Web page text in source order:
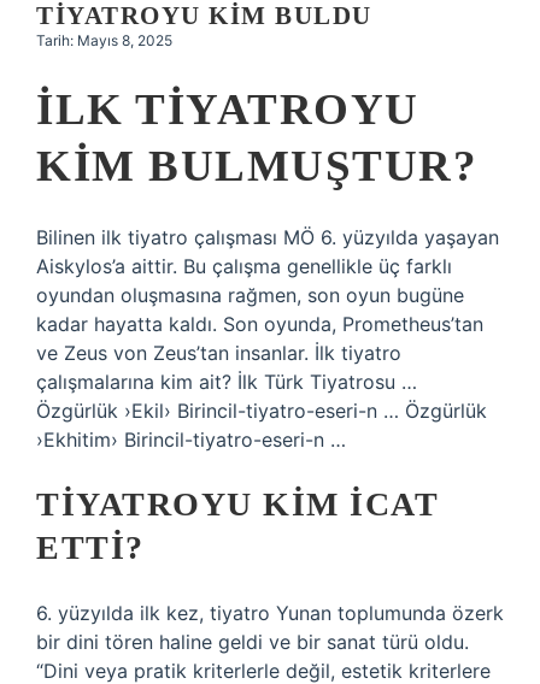
Hakkımızda
TIYATROYU KIM BULDU
Tarih: Mayıs 8, 2025
İLK TIYATROYU
KIM BULMUŞTUR?
Bilinen ilk tiyatro çalışması MÖ 6. yüzyılda yaşayan
Aiskylos’a aittir. Bu çalışma genellikle üç farklı
oyundan oluşmasına rağmen, son oyun bugüne
kadar hayatta kaldı. Son oyunda, Prometheus’tan
ve Zeus von Zeus’tan insanlar. İlk tiyatro
çalışmalarına kim ait? İlk Türk Tiyatrosu …
Özgürlük ›Ekil› Birincil-tiyatro-eseri-n … Özgürlük
›Ekhitim› Birincil-tiyatro-eseri-n …
TIYATROYU KIM ICAT
ETTI?
6. yüzyılda ilk kez, tiyatro Yunan toplumunda özerk
bir dini tören haline geldi ve bir sanat türü oldu.
“Dini veya pratik kriterlerle değil, estetik kriterlere